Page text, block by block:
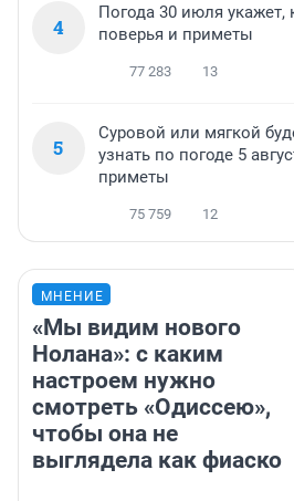
4
Погода 30 июля укажет,
поверья и приметы
77 283 13
5
Суровой или мягкой
узнать по погоде 5
приметы
75 759 12
МНЕНИЕ
«Мы видим нового
Нолана»: с каким
настроем нужно
смотреть «Одиссею»,
чтобы она не
выглядела как фиаско